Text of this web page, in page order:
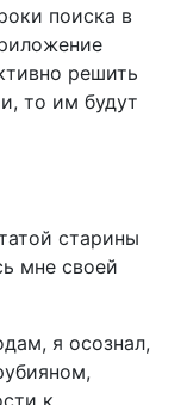
поиска в
решить
то им будут
старины
мне своей
я осознал,
к